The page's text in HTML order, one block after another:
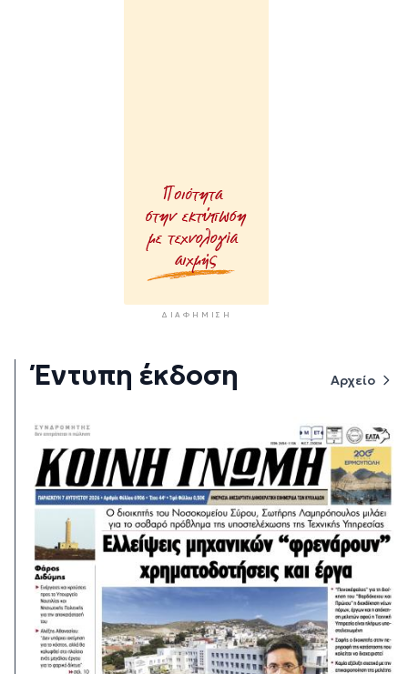
ΔΙΑΦΉΜΙΣΗ
Έντυπη έκδοση Αρχείο